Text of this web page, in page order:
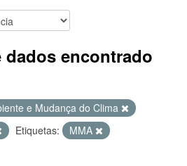
encontrado
e Mudança do Clima
Etiquetas:
MMA